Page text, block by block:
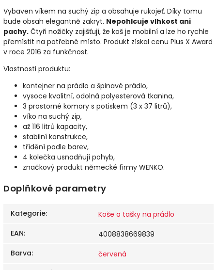
Vybaven víkem na suchý zip a obsahuje rukojeť. Díky tomu
bude obsah elegantně zakryt. Nepohlcuje vlhkost ani
pachy. Čtyři nožičky zajišťují, že koš je mobilní a lze ho rychle
přemístit na potřebné místo. Produkt získal cenu Plus X Award
v roce 2016 za funkčnost.
Vlastnosti produktu:
kontejner na prádlo a špinavé prádlo,
vysoce kvalitní, odolná polyesterová tkanina,
3 prostorné komory s potiskem (3 x 37 litrů),
víko na suchý zip,
až 116 litrů kapacity,
stabilní konstrukce,
třídění podle barev,
4 kolečka usnadňují pohyb,
značkový produkt německé firmy WENKO.
Doplňkové parametry
Kategorie:
Koše a tašky na prádlo
EAN:
4008838669839
Barva:
červená